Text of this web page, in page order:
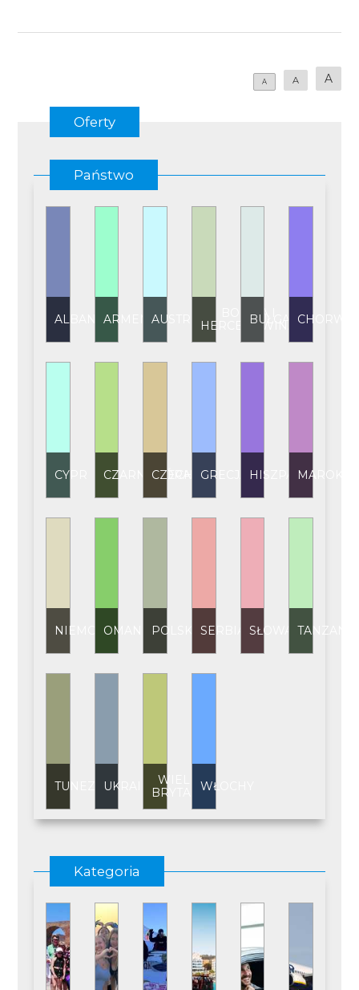
A A A
Oferty
Państwo
ALBANIAARMENIAAUSTRIA
BOŚNIA I
HERCEGOWINA
BUŁGARIA
CYPR CZARNOGÓRA
CZECHY GRECJA HISZPANIAMAROKO
NIEMCY OMAN POLSKASERBIA SŁOWACJATANZANIA
TUNEZJAUKRAINAWIELKA
BRYTANIAWŁOCHY
Kategoria